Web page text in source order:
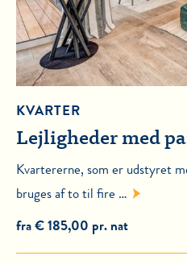
KVARTER
Lejligheder med
Kvartererne, som er udstyret
bruges af to til fire …
fra € 185,00 pr. nat